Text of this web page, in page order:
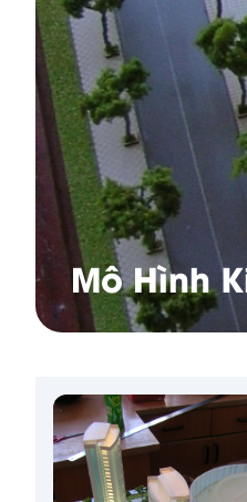
Mô Hình